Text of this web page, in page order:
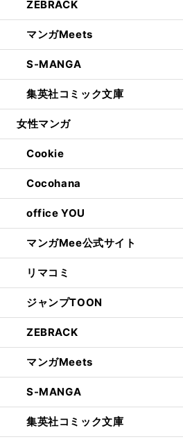
ZEBRACK
マンガMeets
S-MANGA
集英社コミック文庫
女性マンガ
Cookie
Cocohana
office YOU
マンガMee公式サイト
リマコミ
ジャンプTOON
ZEBRACK
マンガMeets
S-MANGA
集英社コミック文庫